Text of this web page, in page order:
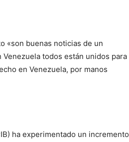
«son buenas noticias de un
todos están unidos para
en Venezuela, por manos
ha experimentado un incremento